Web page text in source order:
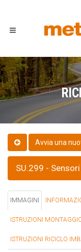
SU.299 -
IMMAGINI
ISTRUZIONI
ISTRUZIONI RICICLO